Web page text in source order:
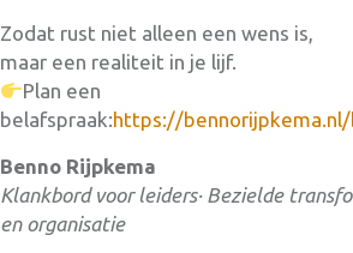
Zodat rust niet alleen een wens is,
maar een realiteit in je lijf.
Plan een
belafspraak:https://
Benno Rijpkema
Klankbord voor leiders· Bezielde
en organisatie